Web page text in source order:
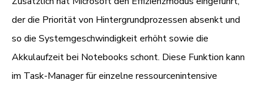
der die Priorität von Hintergrundprozessen absenkt und
so die Systemgeschwindigkeit erhöht sowie die
Akkulaufzeit bei Notebooks schont. Diese Funktion kann
im Task-Manager für einzelne ressourcenintensive